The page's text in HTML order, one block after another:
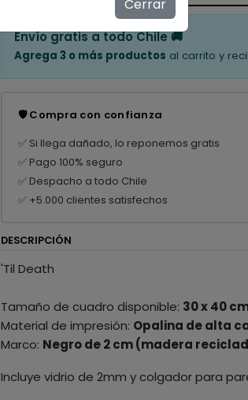
Envío gratis a todo Chile 🚚
Agrega 3 o más productos al carrito y
🛡️ Compra con confianza
✅ Si llega dañado, lo reponemos gratis
✅ Pago 100% seguro
✅ Despacho a todo Chile
✅ +5.000 clientes satisfechos
DESCRIPCIÓN
'Til Death
Tamaño de cuadro disponible: 30 x 40
Material de impresión: Opalina de alta
Marco: Negro de 2 cm (madera
Incluye vidrio de 2mm y colgador para
Cerrar